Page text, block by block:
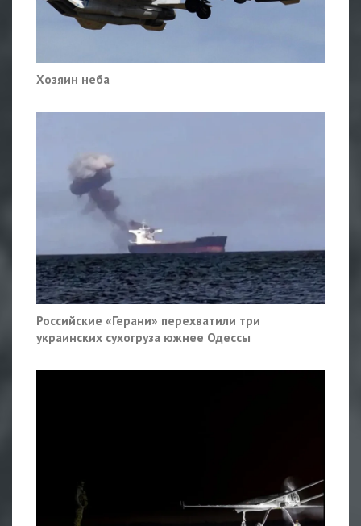
Хозяин неба
Российские «Герани» перехватили три
украинских сухогруза южнее Одессы